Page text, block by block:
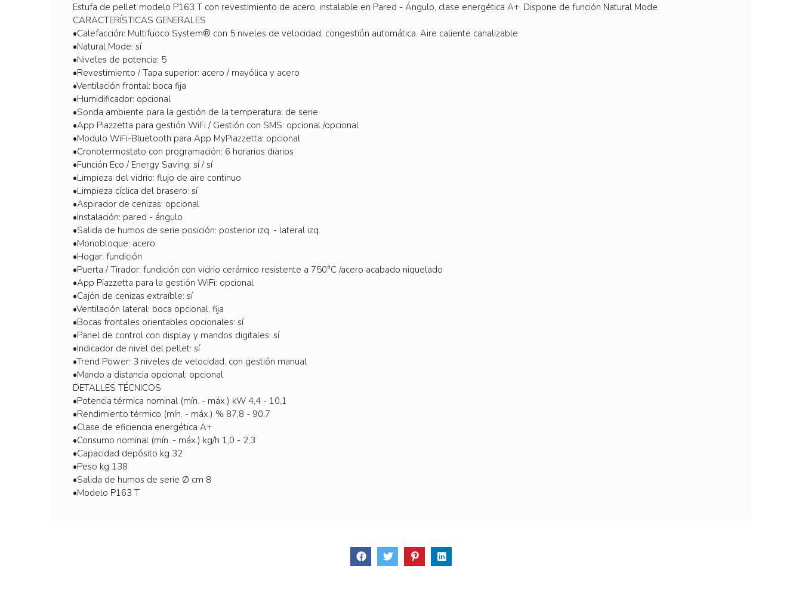
Estufa de pellet modelo P163 T con revestimiento de acero, instalable en Pared - Ángulo, clase energética A+. Dispone de función Natural Mode
CARACTERÍSTICAS GENERALES
•Calefacción: Multifuoco System® con 5 niveles de velocidad, congestión automática. Aire caliente canalizable
•Natural Mode: sí
•Niveles de potencia: 5
•Revestimiento / Tapa superior: acero / mayólica y acero
•Ventilación frontal: boca fija
•Humidificador: opcional
•Sonda ambiente para la gestión de la temperatura: de serie
•App Piazzetta para gestión WiFi / Gestión con SMS: opcional /opcional
•Modulo WiFi-Bluetooth para App MyPiazzetta: opcional
•Cronotermostato con programación: 6 horarios diarios
•Función Eco / Energy Saving: sí / sí
•Limpieza del vidrio: flujo de aire continuo
•Limpieza cíclica del brasero: sí
•Aspirador de cenizas: opcional
•Instalación: pared - ángulo
•Salida de humos de serie posición: posterior izq. - lateral izq.
•Monobloque: acero
•Hogar: fundición
•Puerta / Tirador: fundición con vidrio cerámico resistente a 750°C /acero acabado niquelado
•App Piazzetta para la gestión WiFi: opcional
•Cajón de cenizas extraíble: sí
•Ventilación lateral: boca opcional, fija
•Bocas frontales orientables opcionales: sí
•Panel de control con display y mandos digitales: sí
•Indicador de nivel del pellet: sí
•Trend Power: 3 niveles de velocidad, con gestión manual
•Mando a distancia opcional: opcional
DETALLES TÉCNICOS
•Potencia térmica nominal (mín. - máx.) kW 4,4 - 10,1
•Rendimiento térmico (mín. - máx.) % 87,8 - 90,7
•Clase de eficiencia energética A+
•Consumo nominal (mín. - máx.) kg/h 1,0 - 2,3
•Capacidad depósito kg 32
•Peso kg 138
•Salida de humos de serie Ø cm 8
•Modelo P163 T